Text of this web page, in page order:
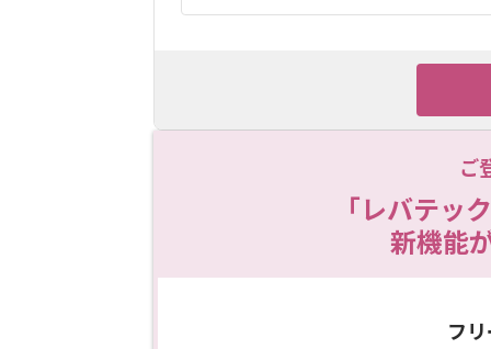
ご
「レバテッ
新機能
フ